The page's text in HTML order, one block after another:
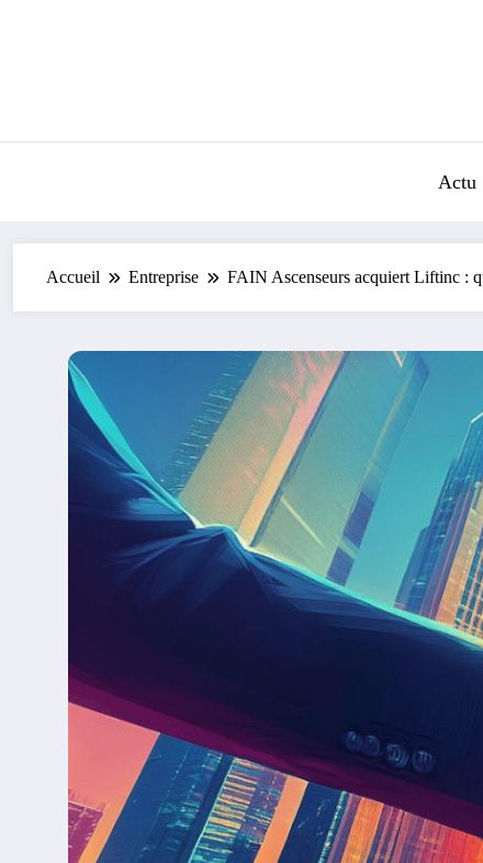
Actu
Accueil Entreprise FAIN Ascenseurs acquiert Liftinc :